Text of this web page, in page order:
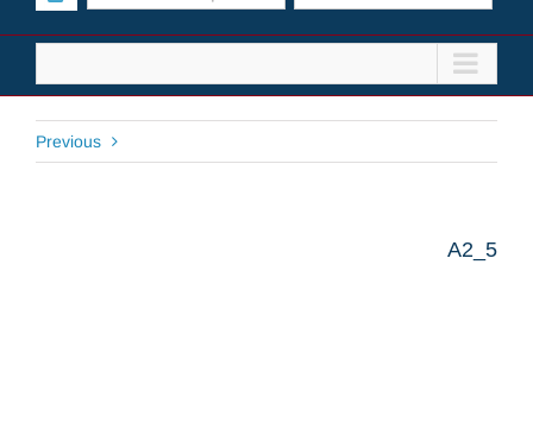
Previous
A2_5